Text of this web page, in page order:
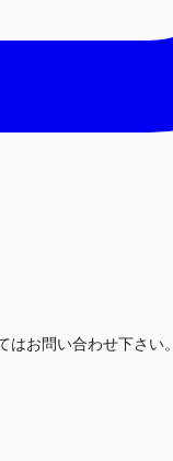
お問い合わせ下さい。